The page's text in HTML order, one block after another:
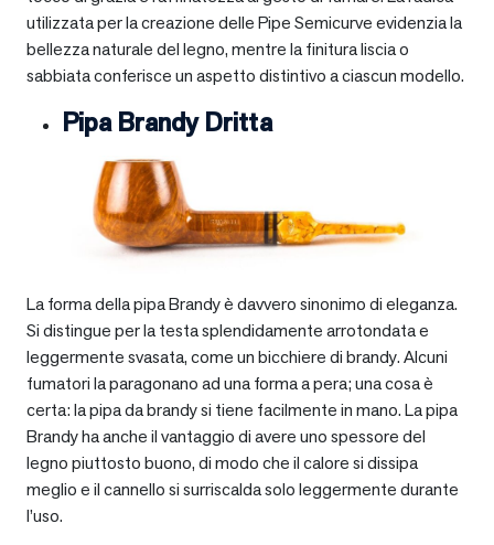
utilizzata per la creazione delle Pipe Semicurve evidenzia la
bellezza naturale del legno, mentre la finitura liscia o
sabbiata conferisce un aspetto distintivo a ciascun modello.
Pipa Brandy Dritta
La forma della pipa Brandy è davvero sinonimo di eleganza.
Si distingue per la testa splendidamente arrotondata e
leggermente svasata, come un bicchiere di brandy. Alcuni
fumatori la paragonano ad una forma a pera; una cosa è
certa: la pipa da brandy si tiene facilmente in mano. La pipa
Brandy ha anche il vantaggio di avere uno spessore del
legno piuttosto buono, di modo che il calore si dissipa
meglio e il cannello si surriscalda solo leggermente durante
l’uso.